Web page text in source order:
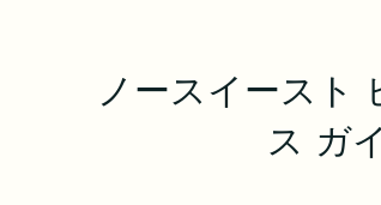
ノースイースト
ス ガ